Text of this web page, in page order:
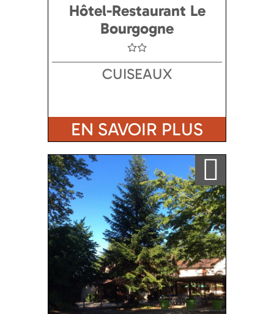
Hôtel-Restaurant Le
Bourgogne
CUISEAUX
EN SAVOIR PLUS
Ajouter a ma sélection